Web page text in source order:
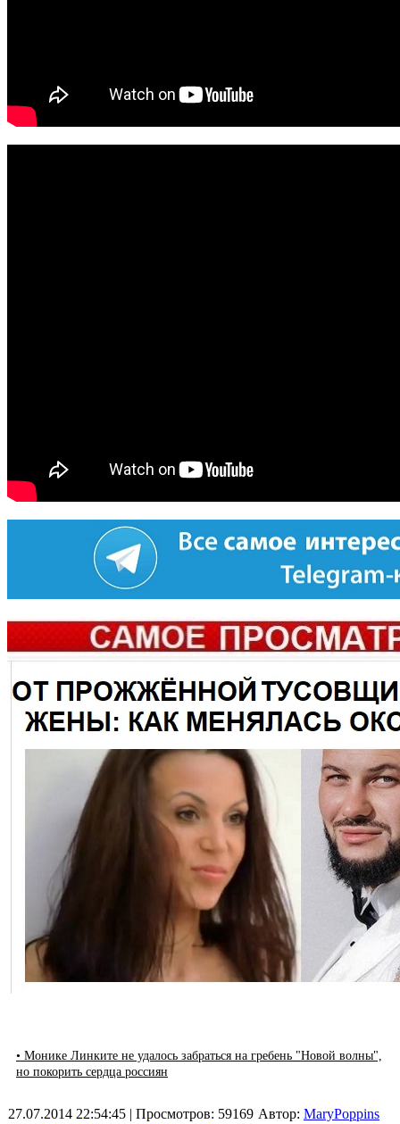
• Монике Линките не удалось забраться на гребень "Новой волны",
но покорить сердца россиян
27.07.2014 22:54:45 | Просмотров: 59169 Автор: MaryPoppins